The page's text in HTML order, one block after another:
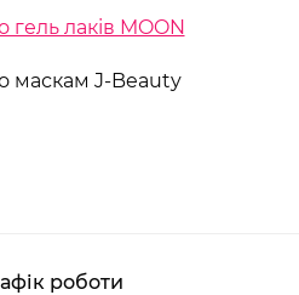
гель лаків MOON
маскам J-Beauty
роботи